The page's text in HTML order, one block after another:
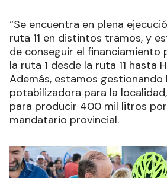
“Se encuentra en plena
ruta 11 en distintos tramos, y
de conseguir el financiamiento
la ruta 1 desde la ruta 11 hasta
Además, estamos gestionando
potabilizadora para la
para producir 400 mil litros
mandatario provincial.